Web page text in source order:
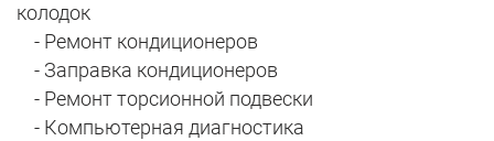
колодок
- Ремонт кондиционеров
- Заправка кондиционеров
- Ремонт торсионной подвески
- Компьютерная диагностика